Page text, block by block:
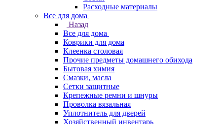
Расходные материалы
Все для дома
Назад
Все для дома
Коврики для дома
Клеенка столовая
Прочие предметы домашнего обихода
Бытовая химия
Смазки, масла
Сетки защитные
Крепежные ремни и шнуры
Проволка вязальная
Уплотнитель для дверей
Хозяйственный инвентарь